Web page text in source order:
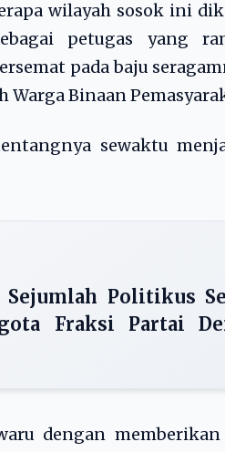
wilayah sosok ini
petugas yang
pada baju
Binaan
sewaktu
Sejumlah Politikus
Fraksi Partai
dengan